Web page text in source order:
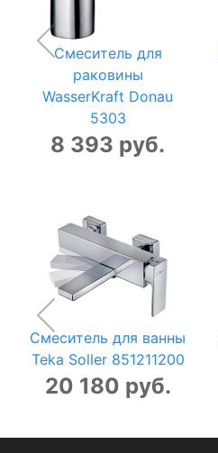
Смеситель для
раковины
WasserKraft Donau
5303
8 393 руб.
Смеситель для ванны
Teka Soller 851211200
20 180 руб.